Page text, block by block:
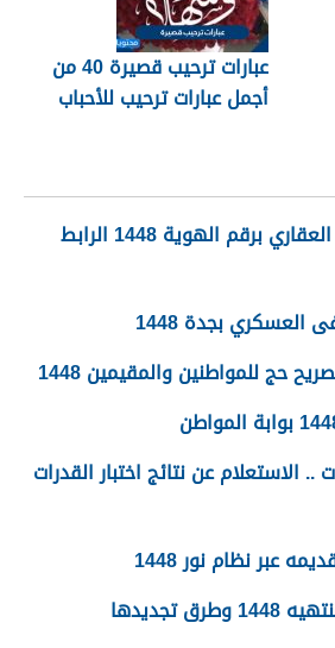
عبارات ترحيب قصيرة 40 من
أجمل عبارات ترحيب للأحباب
تحديث بيانات الصندوق العقاري برقم الهوية 1448 الرابط
بجدة 1448
حج للمواطنين والمقيمين 1448
الاستعلام عن نتائج اختبار القدرات
عبر نظام نور 1448
تجديدها